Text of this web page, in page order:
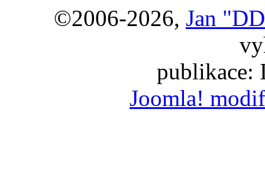
©2006-2026, Jan
publikace:
Joomla!